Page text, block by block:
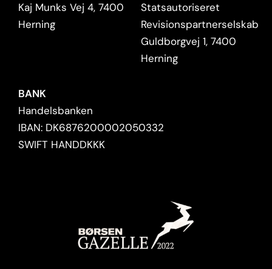
BANK
Handelsbanken
IBAN: DK6876200002050332
SWIFT HANDDKKK
Kaj Munks Vej 4, 7400
Herning
Statsautoriseret
Revisionspartnerselskab
Guldborgvej 1, 7400
Herning